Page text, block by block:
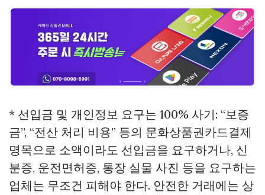
* 선입금 및 개인정보 요구는 100% 사기: “보증
금”, “전산 처리 비용” 등의 문화상품권카드결제
명목으로 소액이라도 선입금을 요구하거나, 신
분증, 운전면허증, 통장 실물 사진 등을 요구하는
업체는 무조건 피해야 한다. 안전한 거래에는 상